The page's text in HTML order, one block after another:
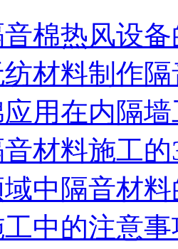
棉热风设
材料制作
用在内隔
材料施工
中隔音材
中的注意事